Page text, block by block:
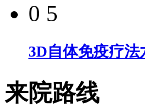
0 5
3D自体免疫疗法
来院路线